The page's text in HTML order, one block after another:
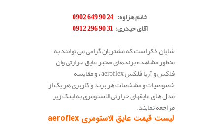
خانم هزاوه: 24 90 649 0902
آقای حیدری:31 90 296 0912
شایان ذکر است که مشتریان گرامی می توانند به
منظور مشاهده برندهای معتبر عایق حرارتی وان
فلکس و آریا فلکس aeroflex
،و مقایسه
خصوصیات و مشخصات هر برند و کاربری هر یک از
مدل های عایقهای حرارتی الاستومری به لینک زیر
مراجعه نمایند.
لیست قیمت عایق الاستومری aeroflex